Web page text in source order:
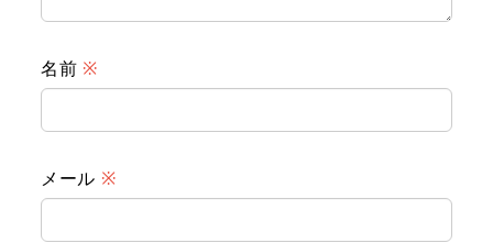
名前 ※
メール ※